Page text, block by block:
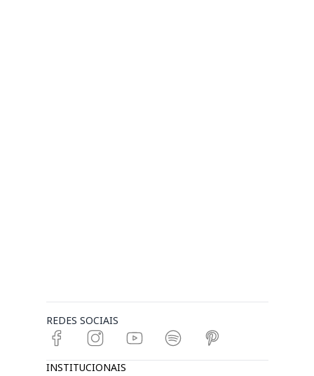
REDES SOCIAIS
INSTITUCIONAIS